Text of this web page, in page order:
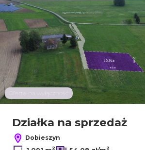
Działka na sprzedaż
Dobieszyn
2 2